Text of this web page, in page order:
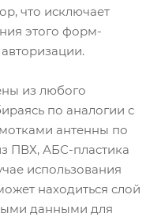
что исключает
этого форм-
из любого
по аналогии с
антенны по
ПВХ, АБС-пластика
использования
находиться слой
данными для